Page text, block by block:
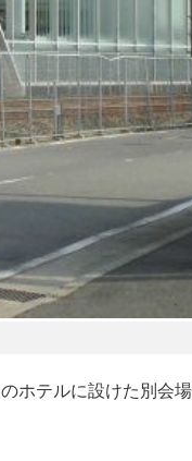
ホテルに設けた別会